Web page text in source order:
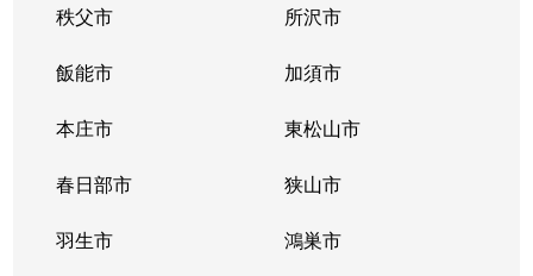
秩父市 所沢市
飯能市 加須市
本庄市 東松山市
春日部市 狭山市
羽生市 鴻巣市